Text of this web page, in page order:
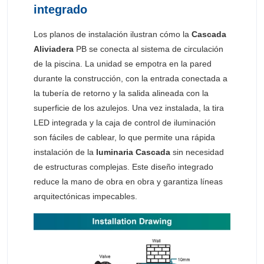
integrado
Los planos de instalación ilustran cómo la Cascada
Aliviadera PB se conecta al sistema de circulación
de la piscina. La unidad se empotra en la pared
durante la construcción, con la entrada conectada a
la tubería de retorno y la salida alineada con la
superficie de los azulejos. Una vez instalada, la tira
LED integrada y la caja de control de iluminación
son fáciles de cablear, lo que permite una rápida
instalación de la luminaria Cascada sin necesidad
de estructuras complejas. Este diseño integrado
reduce la mano de obra en obra y garantiza líneas
arquitectónicas impecables.